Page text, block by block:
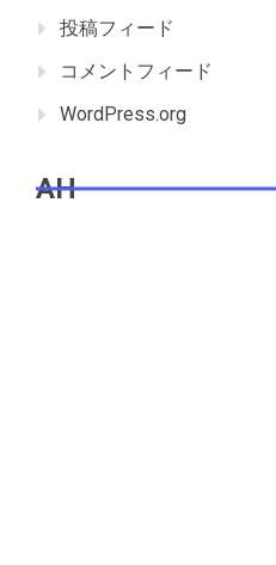
投稿フィード
コメントフィード
WordPress.org
AH